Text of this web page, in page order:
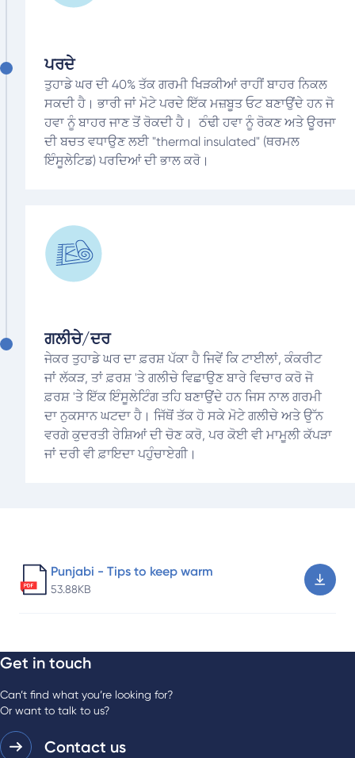
ਪਰਦੇ
ਤੁਹਾਡੇ ਘਰ ਦੀ 40% ਤੱਕ ਗਰਮੀ ਖਿੜਕੀਆਂ ਰਾਹੀਂ ਬਾਹਰ ਨਿਕਲ
ਸਕਦੀ ਹੈ। ਭਾਰੀ ਜਾਂ ਮੋਟੇ ਪਰਦੇ ਇੱਕ ਮਜ਼ਬੂਤ ਓਟ ਬਣਾਉਂਦੇ ਹਨ ਜੋ
ਹਵਾ ਨੂੰ ਬਾਹਰ ਜਾਣ ਤੋਂ ਰੋਕਦੀ ਹੈ। ਠੰਢੀ ਹਵਾ ਨੂੰ ਰੋਕਣ ਅਤੇ ਊਰਜਾ
ਦੀ ਬਚਤ ਵਧਾਉਣ ਲਈ "thermal insulated" (ਥਰਮਲ
ਇੰਸੂਲੇਟਿਡ) ਪਰਦਿਆਂ ਦੀ ਭਾਲ ਕਰੋ।
ਗਲੀਚੇ/ਦਰ
ਜੇਕਰ ਤੁਹਾਡੇ ਘਰ ਦਾ ਫ਼ਰਸ਼ ਪੱਕਾ ਹੈ ਜਿਵੇਂ ਕਿ ਟਾਈਲਾਂ, ਕੰਕਰੀਟ
ਜਾਂ ਲੱਕੜ, ਤਾਂ ਫ਼ਰਸ਼ 'ਤੇ ਗਲੀਚੇ ਵਿਛਾਉਣ ਬਾਰੇ ਵਿਚਾਰ ਕਰੋ ਜੋ
ਫ਼ਰਸ਼ 'ਤੇ ਇੱਕ ਇੰਸੂਲੇਟਿੰਗ ਤਹਿ ਬਣਾਉਂਦੇ ਹਨ ਜਿਸ ਨਾਲ ਗਰਮੀ
ਦਾ ਨੁਕਸਾਨ ਘਟਦਾ ਹੈ। ਜਿੱਥੋਂ ਤੱਕ ਹੋ ਸਕੇ ਮੋਟੇ ਗਲੀਚੇ ਅਤੇ ਉੱਨ
ਵਰਗੇ ਕੁਦਰਤੀ ਰੇਸ਼ਿਆਂ ਦੀ ਚੋਣ ਕਰੋ, ਪਰ ਕੋਈ ਵੀ ਮਾਮੂਲੀ ਕੱਪੜਾ
ਜਾਂ ਦਰੀ ਵੀ ਫ਼ਾਇਦਾ ਪਹੁੰਚਾਏਗੀ।
Punjabi - Tips to keep warm
53.88KB
Get in touch
Can’t find what you’re looking for?
Or want to talk to us?
Contact us